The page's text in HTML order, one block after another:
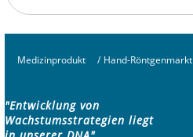
Medizinprodukt / Hand-Röntgenmarkt
"Entwicklung von
Wachstumsstrategien liegt